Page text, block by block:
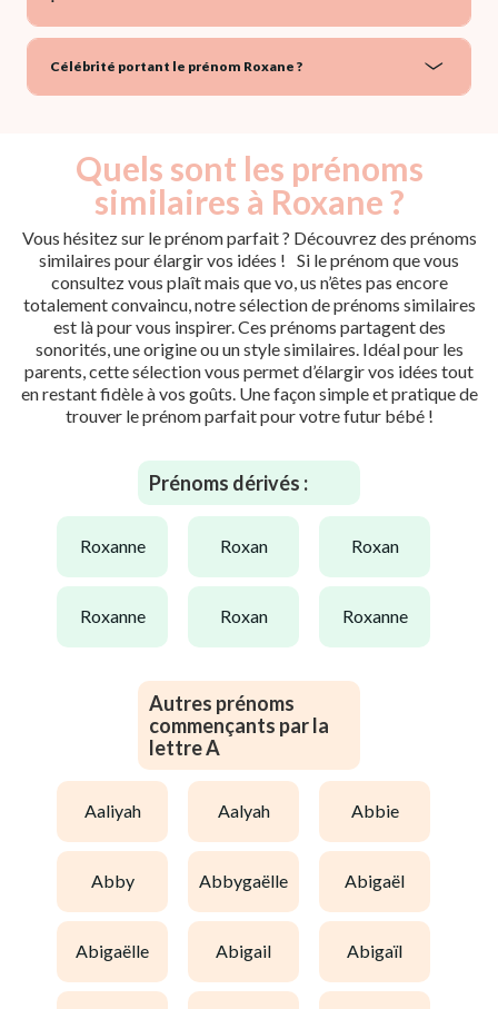
Célébrité portant le prénom Roxane ?
Quels sont les prénoms
similaires à Roxane ?
Vous hésitez sur le prénom parfait ? Découvrez des prénoms
similaires pour élargir vos idées ! Si le prénom que vous
consultez vous plaît mais que vo, us n’êtes pas encore
totalement convaincu, notre sélection de prénoms similaires
est là pour vous inspirer. Ces prénoms partagent des
sonorités, une origine ou un style similaires. Idéal pour les
parents, cette sélection vous permet d’élargir vos idées tout
en restant fidèle à vos goûts. Une façon simple et pratique de
trouver le prénom parfait pour votre futur bébé !
Prénoms dérivés :
roxanne roxan roxan
roxanne roxan roxanne
Autres prénoms
commençants par la
lettre A
aaliyah aalyah abbie
abby abbygaëlle abigaël
abigaëlle abigail abigaïl